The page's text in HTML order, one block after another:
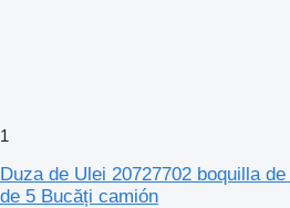
1
Duza de Ulei 20727702 boquilla
de 5 Bucăți camión